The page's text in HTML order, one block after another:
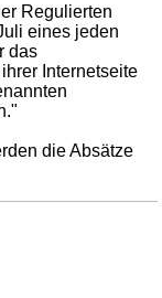
Regulierten
eines jeden
das
Internetseite
die Absätze